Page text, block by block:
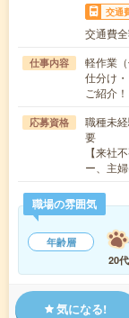
交通
交通費
仕事内容
軽作業
仕分け
ご紹介
応募資格
職種未
要
【来社
ー、主
職場の雰囲気
年齢層
20代
気になる!